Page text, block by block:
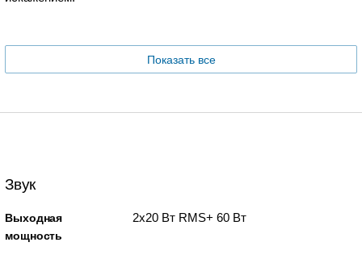
Показать все
Звук
Выходная
мощность
2x20 Вт RMS+ 60 Вт